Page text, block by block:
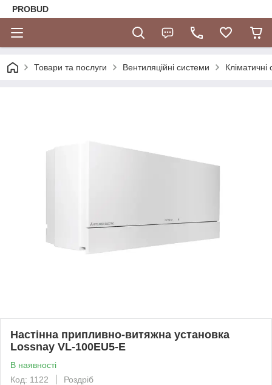
PROBUD
Товари та послуги Вентиляційні системи Кліматичні
Настінна припливно-витяжна установка
Lossnay VL-100EU5-E
В наявності
Код: 1122
Роздріб